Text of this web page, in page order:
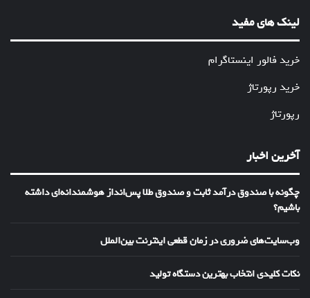
لینک های مفید
خرید فالور اینستاگرام
خرید رپورتاژ
رپورتاژ
آخرین اخبار
چگونه با صندوق درآمد ثابت و صندوق طلا پس‌انداز هوشمندانه‌ای داشته
باشیم؟
وب‌سایت‌های ضروری در زمان قطعی اینترنت بین‌الملل
نکات کلیدی انتخاب بهترین دستگاه تولید